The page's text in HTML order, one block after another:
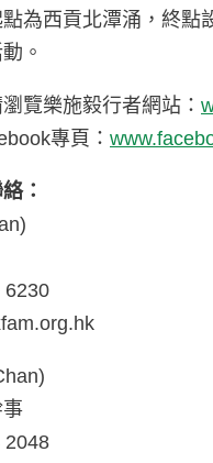
為西貢北潭涌，終點
。
覽樂施毅行者網站：
專頁：
：
6230
2048